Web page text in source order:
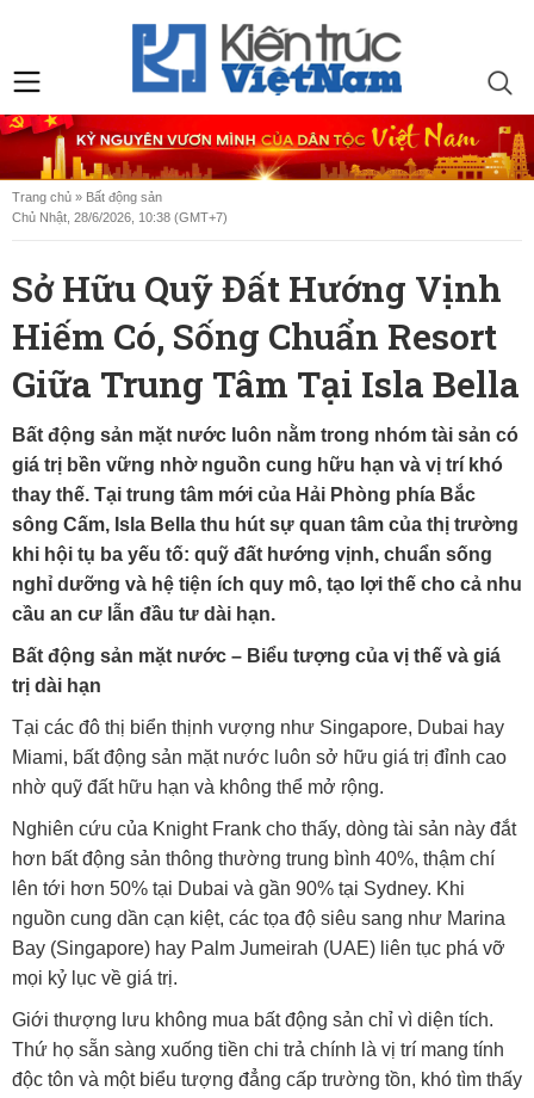
Trang chủ » Bất động sản
Chủ Nhật, 28/6/2026, 10:38 (GMT+7)
Sở Hữu Quỹ Đất Hướng Vịnh
Hiếm Có, Sống Chuẩn Resort
Giữa Trung Tâm Tại Isla Bella
Bất động sản mặt nước luôn nằm trong nhóm tài sản có
giá trị bền vững nhờ nguồn cung hữu hạn và vị trí khó
thay thế. Tại trung tâm mới của Hải Phòng phía Bắc
sông Cấm, Isla Bella thu hút sự quan tâm của thị trường
khi hội tụ ba yếu tố: quỹ đất hướng vịnh, chuẩn sống
nghỉ dưỡng và hệ tiện ích quy mô, tạo lợi thế cho cả nhu
cầu an cư lẫn đầu tư dài hạn.
Bất động sản mặt nước – Biểu tượng của vị thế và giá
trị dài hạn
Tại các đô thị biển thịnh vượng như Singapore, Dubai hay
Miami, bất động sản mặt nước luôn sở hữu giá trị đỉnh cao
nhờ quỹ đất hữu hạn và không thể mở rộng.
Nghiên cứu của Knight Frank cho thấy, dòng tài sản này đắt
hơn bất động sản thông thường trung bình 40%, thậm chí
lên tới hơn 50% tại Dubai và gần 90% tại Sydney. Khi
nguồn cung dần cạn kiệt, các tọa độ siêu sang như Marina
Bay (Singapore) hay Palm Jumeirah (UAE) liên tục phá vỡ
mọi kỷ lục về giá trị.
Giới thượng lưu không mua bất động sản chỉ vì diện tích.
Thứ họ sẵn sàng xuống tiền chi trả chính là vị trí mang tính
độc tôn và một biểu tượng đẳng cấp trường tồn, khó tìm thấy